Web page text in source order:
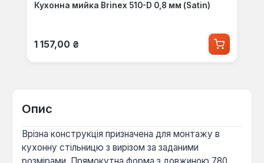
Кухонна мийка Brinex 510-D 0,8 мм (Satin)
Звичайна ціна:
1 157,00 ₴
Опис
Врізна конструкція призначена для монтажу в
кухонну стільницю з вирізом за заданими
розмірами. Прямокутна форма з довжиною 780